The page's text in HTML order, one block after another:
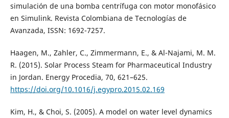
simulación de una bomba centrífuga con motor monofásico
en Simulink. Revista Colombiana de Tecnologías de
Avanzada, ISSN: 1692-7257.
Haagen, M., Zahler, C., Zimmermann, E., & Al-Najami, M. M.
R. (2015). Solar Process Steam for Pharmaceutical Industry
in Jordan. Energy Procedia, 70, 621–625.
https://doi.org/10.1016/j.egypro.2015.02.169
Kim, H., & Choi, S. (2005). A model on water level dynamics